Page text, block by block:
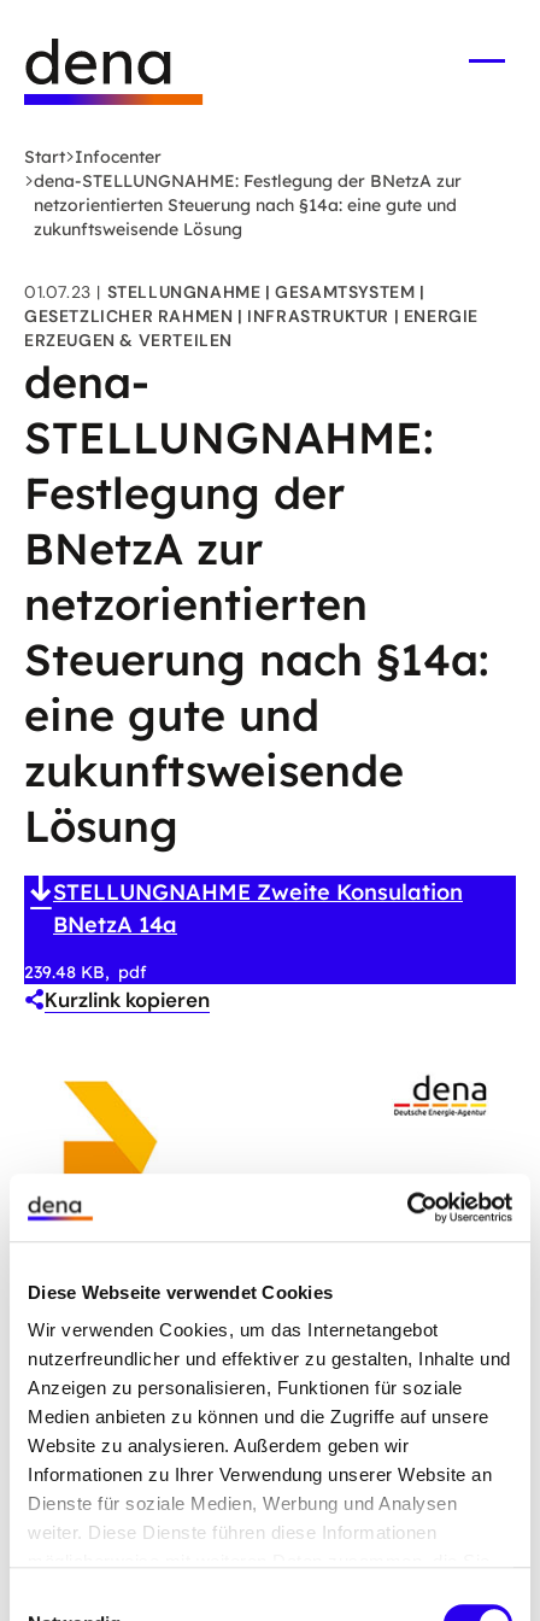
Diese Webseite verwendet Cookies
Wir verwenden Cookies, um das Internetangebot
nutzerfreundlicher und effektiver zu gestalten, Inhalte und
Anzeigen zu personalisieren, Funktionen für soziale
Medien anbieten zu können und die Zugriffe auf unsere
Website zu analysieren. Außerdem geben wir
Informationen zu Ihrer Verwendung unserer Website an
Dienste für soziale Medien, Werbung und Analysen
weiter. Diese Dienste führen diese Informationen
Hauptinhalt
springen
Deutsche
Energie-
Agentur
-
zur
Startseite
Start Infocenter
dena-STELLUNGNAHME: Festlegung der BNetzA zur
netzorientierten Steuerung nach §14a: eine gute und
zukunftsweisende Lösung
01.07.23 STELLUNGNAHME
GESAMTSYSTEM
GESETZLICHER RAHMEN
INFRASTRUKTUR
ENERGIE
ERZEUGEN & VERTEILEN
dena-
STELLUNGNAHME:
Festlegung der
BNetzA zur
netzorientierten
Steuerung nach §14a:
eine gute und
zukunftsweisende
Lösung
STELLUNGNAHME Zweite Konsulation
BNetzA 14a
239.48 KB pdf
Kurzlink kopieren
Die BNetzA ebnet mit ihrem Vorschlag zur
Festlegung zur netzorientierten Steuerung nach §